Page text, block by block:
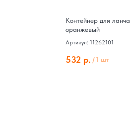
Контейнер для
оранжевый
Артикул: 11262101
532 р. /1 шт